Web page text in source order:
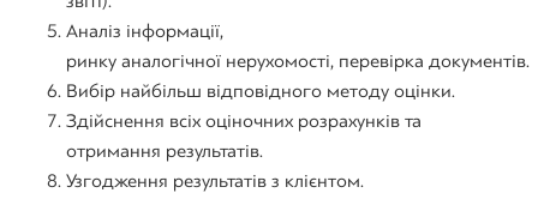
Аналіз інформації,
ринку аналогічної нерухомості, перевірка документів.
Вибір найбільш відповідного методу оцінки.
Здійснення всіх оціночних розрахунків та
отримання результатів.
Узгодження результатів з клієнтом.